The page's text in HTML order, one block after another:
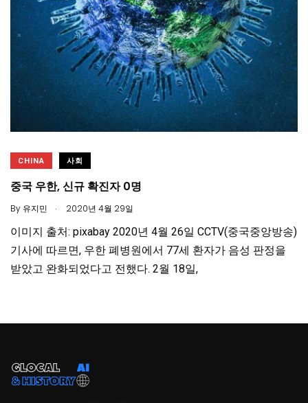
CHINA 사회
중국 우한, 신규 확진자 0명
By 유지민 . 2020년 4월 29일
이미지 출처: pixabay 2020년 4월 26일 CCTV(중국중앙방송)
기사에 따르면, 우한 폐병원에서 77세 환자가 음성 판정을
받았고 완화되었다고 전했다. 2월 18일,